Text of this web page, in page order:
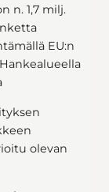
n. 1,7 milj.
EU:n
olevan